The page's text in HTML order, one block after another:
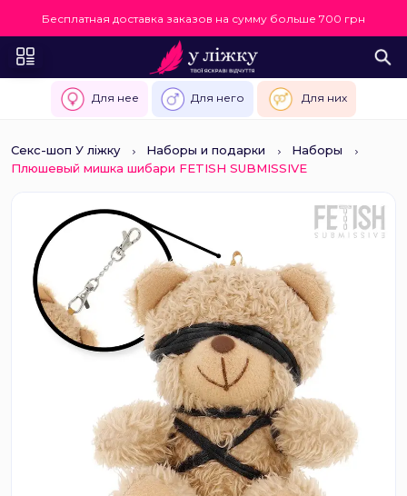
Бесплатная доставка заказов на сумму больше 700 грн
Для нее Для него Для них
Секс-шоп У ліжку Наборы и подарки
Наборы
Плюшевый мишка шибари FETISH SUBMISSIVE